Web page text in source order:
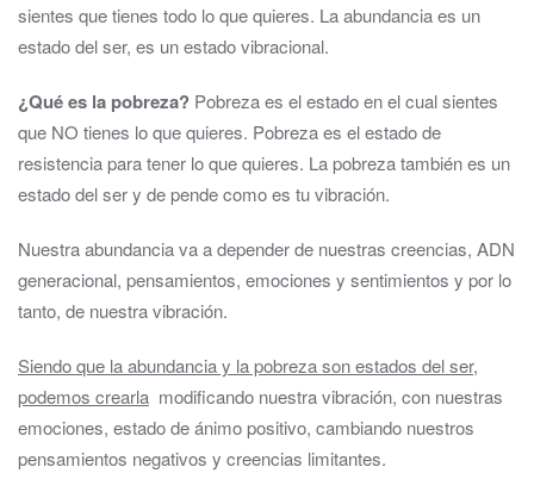
sientes que tienes todo lo que quieres. La abundancia es un
estado del ser, es un estado vibracional.
¿Qué es la pobreza? Pobreza es el estado en el cual sientes
que NO tienes lo que quieres. Pobreza es el estado de
resistencia para tener lo que quieres. La pobreza también es un
estado del ser y de pende como es tu vibración.
Nuestra abundancia va a depender de nuestras creencias, ADN
generacional, pensamientos, emociones y sentimientos y por lo
tanto, de nuestra vibración.
Siendo que la abundancia y la pobreza son estados del ser,
podemos crearla modificando nuestra vibración, con nuestras
emociones, estado de ánimo positivo, cambiando nuestros
pensamientos negativos y creencias limitantes.